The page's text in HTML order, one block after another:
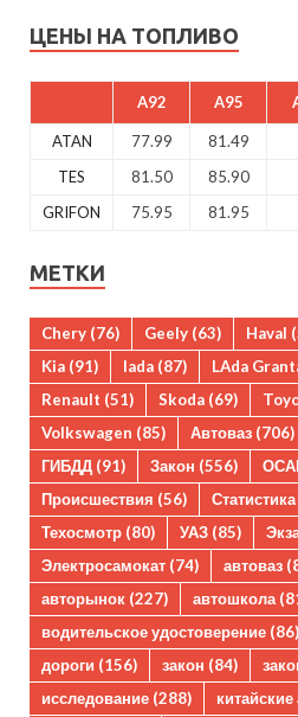
ЦЕНЫ НА ТОПЛИВО
A92 A95
ATAN 77.99 81.49
TES
81.50 85.90
GRIFON
75.95 81.95
МЕТКИ
Chery (76) Geely (63) Haval
Kia (91) lada (87) LAda
Renault (51) Skoda (69)
Volkswagen (85) Автоваз (706)
ГИБДД (91) Закон (556)
Происшествия (56)
Техосмотр (80) УАЗ (85)
Электросамокат (74) автоваз
авторынок (227) автошкола
водительское удостоверение (86)
дороги (156) закон (84)
исследование (288)